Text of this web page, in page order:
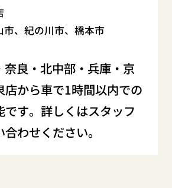
市、紀の川市、橋本市
奈良・北中部・兵庫・京
店から車で1時間以内での
です。詳しくはスタッフ
わせください。